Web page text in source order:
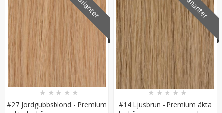
★ ★★ ★ ★
99 kr
LÄGG I VARUKORG
#27 Jordgubbsblond - Premium
★ ★ ★ ★ ★
#14 Ljusbrun - Premium äkta
★★★★★